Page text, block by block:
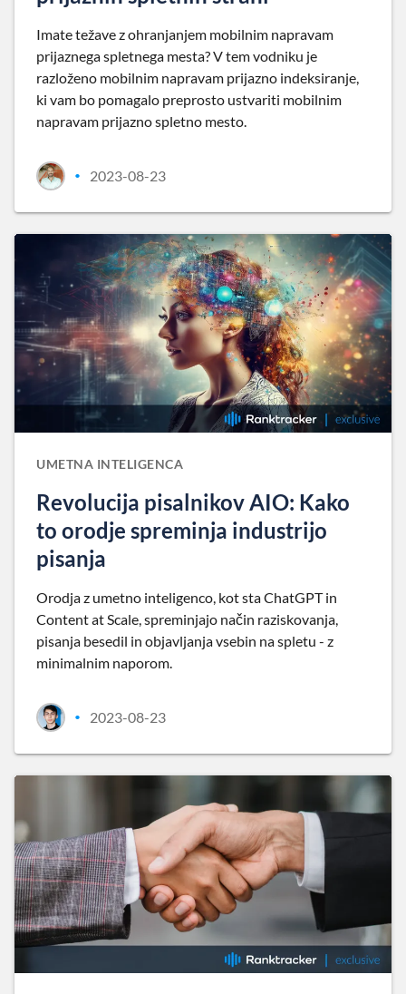
Imate težave z ohranjanjem mobilnim napravam
prijaznega spletnega mesta? V tem vodniku je
razloženo mobilnim napravam prijazno indeksiranje,
ki vam bo pomagalo preprosto ustvariti mobilnim
napravam prijazno spletno mesto.
• 2023-08-23
UMETNA INTELIGENCA
Revolucija pisalnikov AIO: Kako
to orodje spreminja industrijo
pisanja
Orodja z umetno inteligenco, kot sta ChatGPT in
Content at Scale, spreminjajo način raziskovanja,
pisanja besedil in objavljanja vsebin na spletu - z
minimalnim naporom.
• 2023-08-23